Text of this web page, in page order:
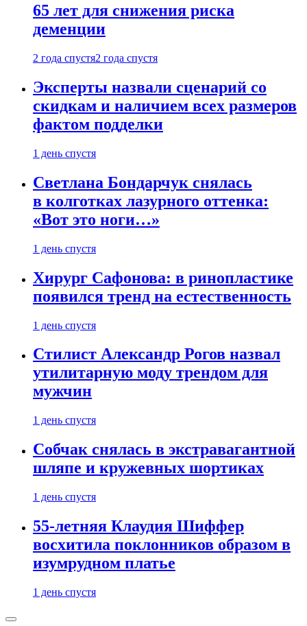
65 лет для снижения риска
деменции
2 года спустя2 года спустя
Эксперты назвали сценарий со
скидкам и наличием всех размеров
фактом подделки
1 день спустя
Светлана Бондарчук снялась
в колготках лазурного оттенка:
«Вот это ноги…»
1 день спустя
Хирург Сафонова: в ринопластике
появился тренд на естественность
1 день спустя
Стилист Александр Рогов назвал
утилитарную моду трендом для
мужчин
1 день спустя
Собчак снялась в экстравагантной
шляпе и кружевных шортиках
1 день спустя
55-летняя Клаудия Шиффер
восхитила поклонников образом в
изумрудном платье
1 день спустя